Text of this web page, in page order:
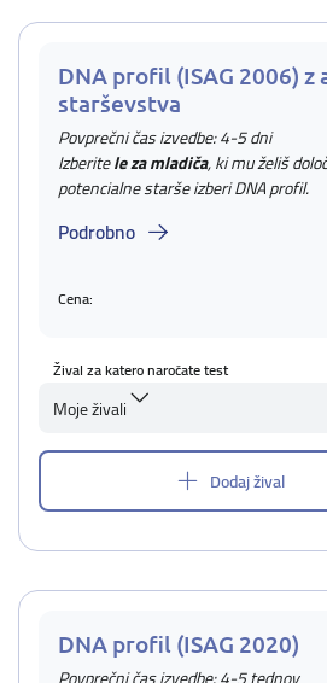
DNA profil (ISAG 2006) z
starševstva
Povprečni čas izvedbe: 4-5 dni
Izberitele za mladiča, ki mu želiš
potencialne starše izberi DNA profil.
Podrobno
Cena:
Žival za katero naročate test
Moje živali
Dodaj žival
DNA profil (ISAG 2020)